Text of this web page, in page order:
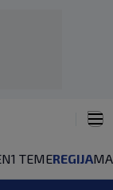
N1 TEMEREGIJA